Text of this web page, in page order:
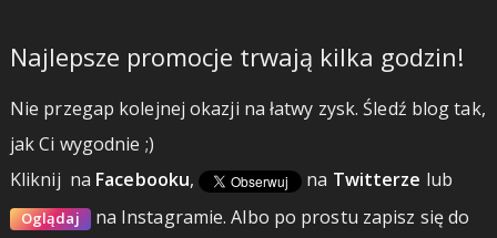
Najlepsze promocje trwają kilka godzin!
Nie przegap kolejnej okazji na łatwy zysk. Śledź blog tak,
jak Ci wygodnie ;)
Kliknij na Facebooku, na Twitterze lub
Oglądaj na Instagramie.Albo po prostu zapisz się do